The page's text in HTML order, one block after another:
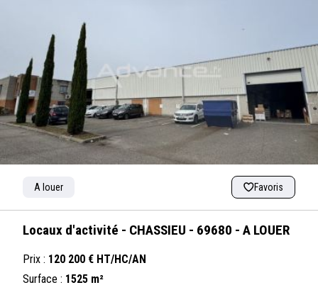
Sélectionner Ville
Sélectionner Secteur
A louer A vendre
Bureaux
A louer Favoris
Locaux d'activité - CHASSIEU - 69680 - A LOUER
Prix : 120 200 € HT/HC/AN
Surface : 1525 m²